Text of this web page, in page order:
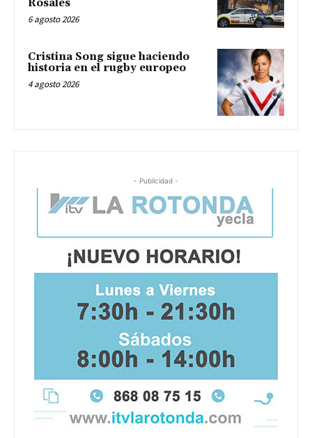
Rosales
6 agosto 2026
Cristina Song sigue haciendo
historia en el rugby europeo
4 agosto 2026
- Publicidad -